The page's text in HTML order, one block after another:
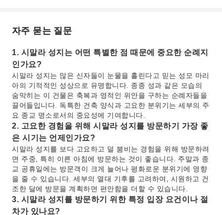
자주 묻는 질문
1. 시말라 성지는 어떤 특별한 점 때문에 중요한 순례지
인가요?
시말라 성지는 많은 신자들이 눈물을 흘린다고 믿는 성모 마리
아의 기적적인 성상으로 유명합니다. 종종 성과 같은 모습의
숨막히는 이 건물은 축복과 영적인 위안을 구하는 순례자들을
끌어들입니다. 독특한 건축 양식과 고요한 분위기는 세부의 주
요 종교 명소로서의 중요성에 기여합니다.
2. 고요한 경험을 위해 시말라 성지를 방문하기 가장 좋
은 시기는 언제인가요?
시말라 성지를 보다 고요하고 덜 붐비는 경험을 위해 방문하려
면 주중, 특히 이른 아침에 방문하는 것이 좋습니다. 주말과 종
교 공휴일에는 방문객이 크게 늘어나 평화로운 분위기에 영향
을 줄 수 있습니다. 세부의 열대 기후를 고려하여, 시원하고 건
조한 달에 방문을 계획하면 편안함을 더할 수 있습니다.
3. 시말라 성지를 방문하기 위한 특정 입장 요건이나 절
차가 있나요?